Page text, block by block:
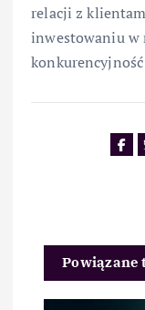
relacji z
inwestowaniu w
Powiązane